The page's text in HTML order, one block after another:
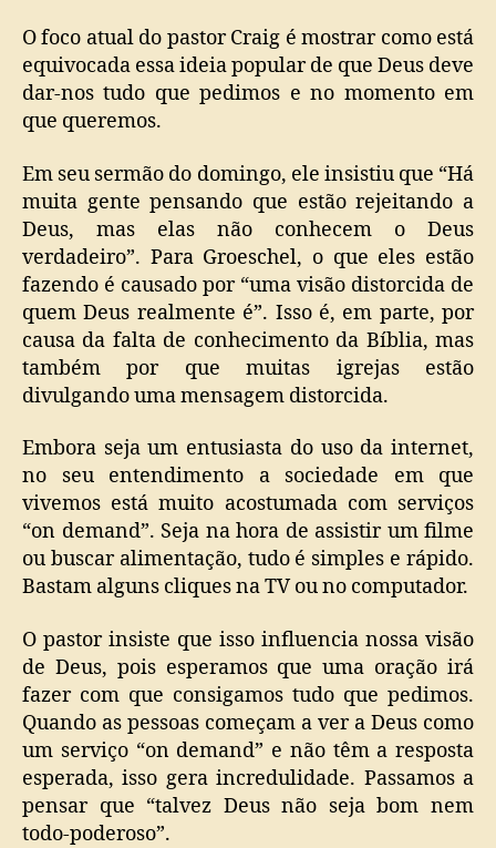
O foco atual do pastor Craig é mostrar como está
equivocada essa ideia popular de que Deus deve
dar-nos tudo que pedimos e no momento em
que queremos.
Em seu sermão do domingo, ele insistiu que “Há
muita gente pensando que estão rejeitando a
Deus, mas elas não conhecem o Deus
verdadeiro”. Para Groeschel, o que eles estão
fazendo é causado por “uma visão distorcida de
quem Deus realmente é”. Isso é, em parte, por
causa da falta de conhecimento da Bíblia, mas
também por que muitas igrejas estão
divulgando uma mensagem distorcida.
Embora seja um entusiasta do uso da internet,
no seu entendimento a sociedade em que
vivemos está muito acostumada com serviços
“on demand”. Seja na hora de assistir um filme
ou buscar alimentação, tudo é simples e rápido.
Bastam alguns cliques na TV ou no computador.
O pastor insiste que isso influencia nossa visão
de Deus, pois esperamos que uma oração irá
fazer com que consigamos tudo que pedimos.
Quando as pessoas começam a ver a Deus como
um serviço “on demand” e não têm a resposta
esperada, isso gera incredulidade. Passamos a
pensar que “talvez Deus não seja bom nem
todo-poderoso”.